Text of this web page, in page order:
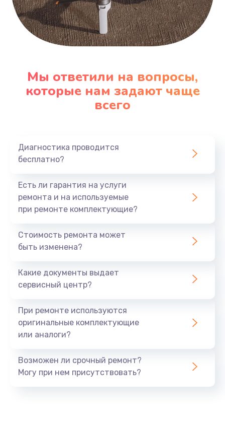
Мы ответили на вопросы,
которые нам задают чаще
всего
Диагностика проводится
бесплатно?
Есть ли гарантия на услуги
ремонта и на используемые
при ремонте комплектующие?
Стоимость ремонта может
быть изменена?
Какие документы выдает
сервисный центр?
При ремонте используются
оригинальные комплектующие
или аналоги?
Возможен ли срочный ремонт?
Могу при нем присутствовать?